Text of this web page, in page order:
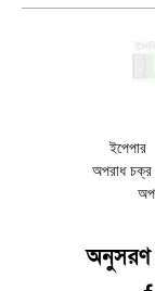
ইপেপার
অপরাধ